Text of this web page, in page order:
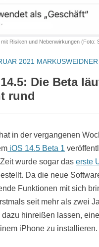
mit Risiken und Nebenwirkungen (Foto:
2021 MARKUSWEIDNER
Die Beta
rund
in der vergangenen
iOS 14.5 Beta 1
wurde sogar das erste
Da die neue
Funktionen mit sich
seit mehr als zwei
hinreißen lassen,
iPhone zu installieren.